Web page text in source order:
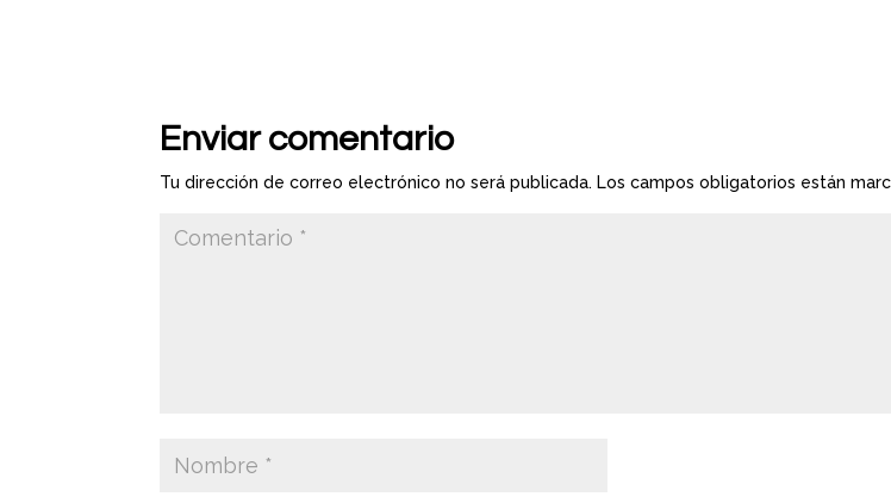
Enviar comentario
Tu dirección de correo electrónico no será publicada. Los campos obligatorios están